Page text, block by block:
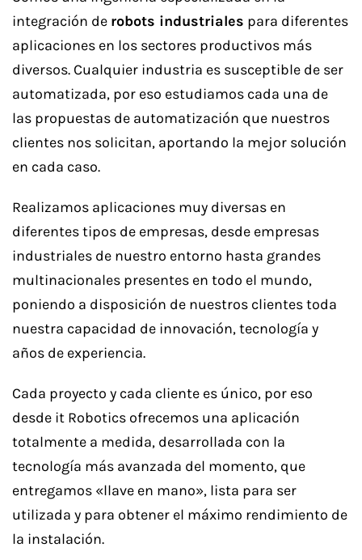
integración de robots industriales para diferentes
aplicaciones en los sectores productivos más
diversos. Cualquier industria es susceptible de ser
automatizada, por eso estudiamos cada una de
las propuestas de automatización que nuestros
clientes nos solicitan, aportando la mejor solución
en cada caso.
Realizamos aplicaciones muy diversas en
diferentes tipos de empresas, desde empresas
industriales de nuestro entorno hasta grandes
multinacionales presentes en todo el mundo,
poniendo a disposición de nuestros clientes toda
nuestra capacidad de innovación, tecnología y
años de experiencia.
Cada proyecto y cada cliente es único, por eso
desde it Robotics ofrecemos una aplicación
totalmente a medida, desarrollada con la
tecnología más avanzada del momento, que
entregamos «llave en mano», lista para ser
utilizada y para obtener el máximo rendimiento de
la instalación.